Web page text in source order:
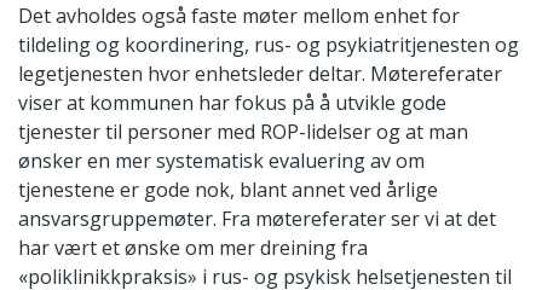
Det avholdes også faste møter mellom enhet for
tildeling og koordinering, rus- og psykiatritjenesten og
legetjenesten hvor enhetsleder deltar. Møtereferater
viser at kommunen har fokus på å utvikle gode
tjenester til personer med ROP-lidelser og at man
ønsker en mer systematisk evaluering av om
tjenestene er gode nok, blant annet ved årlige
ansvarsgruppemøter. Fra møtereferater ser vi at det
har vært et ønske om mer dreining fra
«poliklinikkpraksis» i rus- og psykisk helsetjenesten til